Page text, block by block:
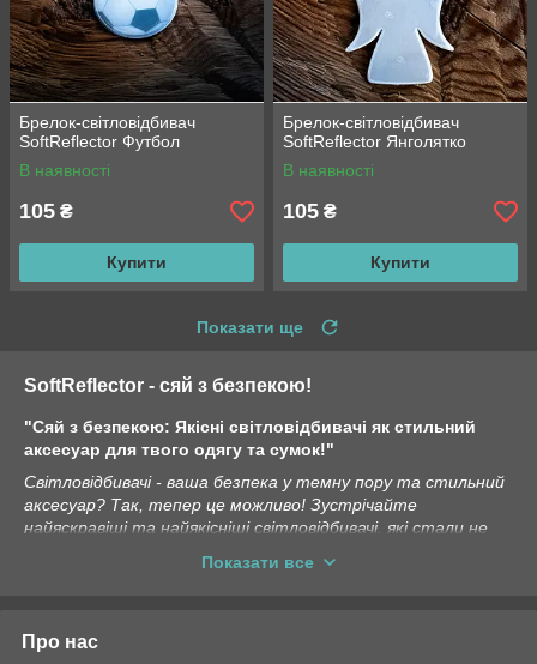
Брелок-світловідбивач
SoftReflector Футбол
В наявності
105 ₴
Купити
Брелок-світловідбивач
SoftReflector Янголятко
В наявності
105 ₴
Купити
Показати ще
SoftReflector - сяй з безпекою!
"Сяй з безпекою: Якісні світловідбивачі як стильний
аксесуар для твого одягу та сумок!"
Світловідбивачі - ваша безпека у темну пору та стильний
аксесуар? Так, тепер це можливо! Зустрічайте
найяскравіші та найякісніші світловідбивачі, які стали не
доби, але й стильними додатками для вашого одягу та
Показати все
Про нас